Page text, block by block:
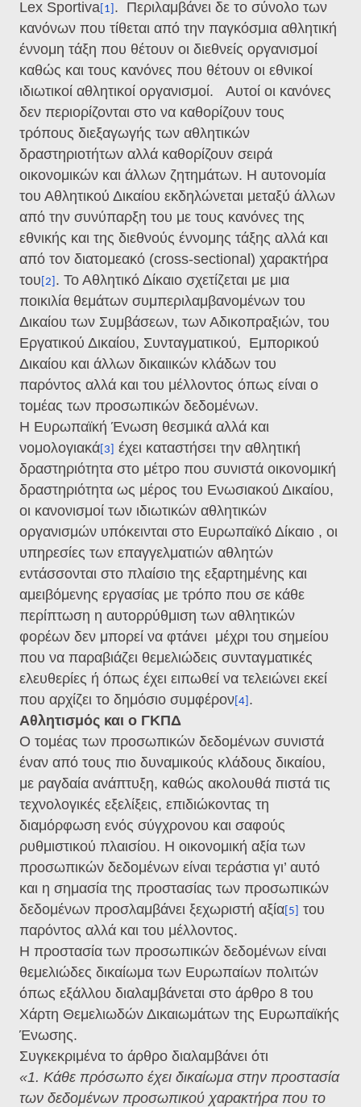
Lex Sportiva [1] . Περιλαμβάνει δε το σύνολο των
κανόνων που τίθεται από την παγκόσμια αθλητική
έννομη τάξη που θέτουν οι διεθνείς οργανισμοί
καθώς και τους κανόνες που θέτουν οι εθνικοί
ιδιωτικοί αθλητικοί οργανισμοί.
Αυτοί οι κανόνες
δεν περιορίζονται στο να καθορίζουν τους
τρόπους διεξαγωγής των αθλητικών
δραστηριοτήτων αλλά καθορίζουν σειρά
οικονομικών και άλλων ζητημάτων. Η αυτονομία
του Αθλητικού Δικαίου εκδηλώνεται μεταξύ άλλων
από την συνύπαρξη του με τους κανόνες της
εθνικής και της διεθνούς έννομης τάξης αλλά και
από τον διατομεακό (cross-sectional) χαρακτήρα
του [2] . Το Αθλητικό Δίκαιο σχετίζεται με μια
ποικιλία θεμάτων συμπεριλαμβανομένων του
Δικαίου των Συμβάσεων, των Αδικοπραξιών, του
Εργατικού Δικαίου, Συνταγματικού, Εμπορικού
Δικαίου και άλλων δικαιικών κλάδων του
παρόντος αλλά και του μέλλοντος όπως είναι ο
τομέας των προσωπικών δεδομένων.
H Ευρωπαϊκή Ένωση θεσμικά αλλά και
νομολογιακά [3]
έχει καταστήσει την αθλητική
δραστηριότητα στο μέτρο που συνιστά οικονομική
δραστηριότητα ως μέρος του Ενωσιακού Δικαίου,
οι κανονισμοί των ιδιωτικών αθλητικών
οργανισμών υπόκεινται στο Ευρωπαϊκό Δίκαιο , οι
υπηρεσίες των επαγγελματιών αθλητών
εντάσσονται στο πλαίσιο της εξαρτημένης και
αμειβόμενης εργασίας με τρόπο που σε κάθε
περίπτωση η αυτορρύθμιση των αθλητικών
φορέων δεν μπορεί να φτάνει μέχρι του σημείου
που να παραβιάζει θεμελιώδεις συνταγματικές
ελευθερίες ή όπως έχει ειπωθεί να τελειώνει εκεί
που αρχίζει το δημόσιο συμφέρον [4] .
Αθλητισμός και ο ΓΚΠΔ
Ο τομέας των προσωπικών δεδομένων συνιστά
έναν από τους πιο δυναμικούς κλάδους δικαίου,
με ραγδαία ανάπτυξη, καθώς ακολουθά πιστά τις
τεχνολογικές εξελίξεις, επιδιώκοντας τη
διαμόρφωση ενός σύγχρονου και σαφούς
ρυθμιστικού πλαισίου. Η οικονομική αξία των
προσωπικών δεδομένων είναι τεράστια γι’ αυτό
και η σημασία της προστασίας των προσωπικών
δεδομένων προσλαμβάνει ξεχωριστή αξία [5]
του
παρόντος αλλά και του μέλλοντος.
Η προστασία των προσωπικών δεδομένων είναι
θεμελιώδες δικαίωμα των Ευρωπαίων πολιτών
όπως εξάλλου διαλαμβάνεται στο άρθρο 8 του
Χάρτη Θεμελιωδών Δικαιωμάτων της Ευρωπαϊκής
Ένωσης.
Συγκεκριμένα το άρθρο διαλαμβάνει ότι
«1. Κάθε πρόσωπο έχει δικαίωμα στην προστασία
των δεδομένων προσωπικού χαρακτήρα που το